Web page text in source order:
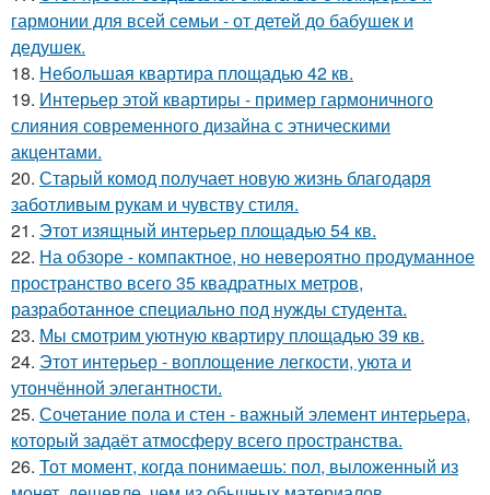
гармонии для всей семьи - от детей до бабушек и
дедушек.
18. Небольшая квартира площадью 42 кв.
19. Интерьер этой квартиры - пример гармоничного
слияния современного дизайна с этническими
акцентами.
20. Старый комод получает новую жизнь благодаря
заботливым рукам и чувству стиля.
21. Этот изящный интерьер площадью 54 кв.
22. На обзоре - компактное, но невероятно продуманное
пространство всего 35 квадратных метров,
разработанное специально под нужды студента.
23. Мы смотрим уютную квартиру площадью 39 кв.
24. Этот интерьер - воплощение легкости, уюта и
утончённой элегантности.
25. Сочетание пола и стен - важный элемент интерьера,
который задаёт атмосферу всего пространства.
26. Тот момент, когда понимаешь: пол, выложенный из